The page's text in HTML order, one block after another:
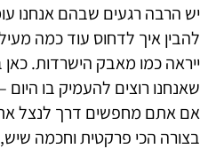
יש הרבה רגעים שבהם אנחנו
להבין איך לדחוס עוד כמה
ייראה כמו מאבק הישרדות.
שאנחנו רוצים להעמיק בו
אם אתם מחפשים דרך לנצל